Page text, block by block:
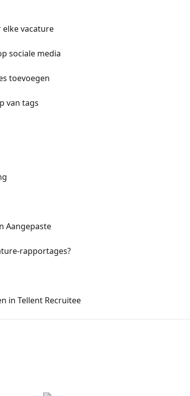
vacature
sociale media
toevoegen
van tags
Aangepaste
rapportages?
in Tellent Recruitee